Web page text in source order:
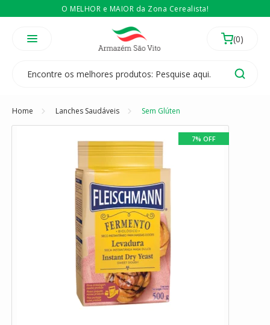
O MELHOR e MAIOR da Zona Cerealista!
Temos 3 lojas físicas na Zona Cerealista de São Paulo!
É revendedor? EntãoCompre no atacado
Home Lanches Saudáveis Sem Glúten
7% OFF